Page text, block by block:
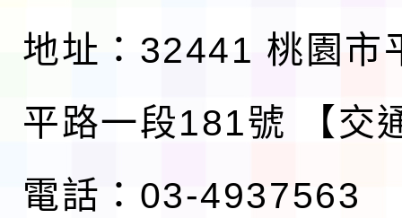
地址：32441 桃園市
平路一段181號
【交
電話：03-4937563